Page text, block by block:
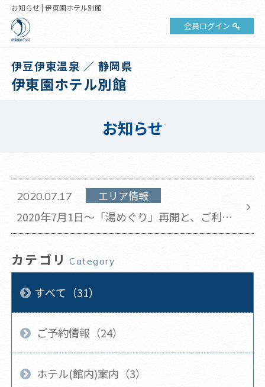
お知らせ | 伊東園ホテル別館
会員ログイン
伊豆伊東温泉 ／ 静岡県
伊東園ホテル別館
お知らせ
2020.07.17 エリア情報
2020年7月1日～「湯めぐり」再開と、ご利用
方法変更のご案内
カテゴリ Category
すべて（31）
ご予約情報（24）
ホテル(館内)案内（3）